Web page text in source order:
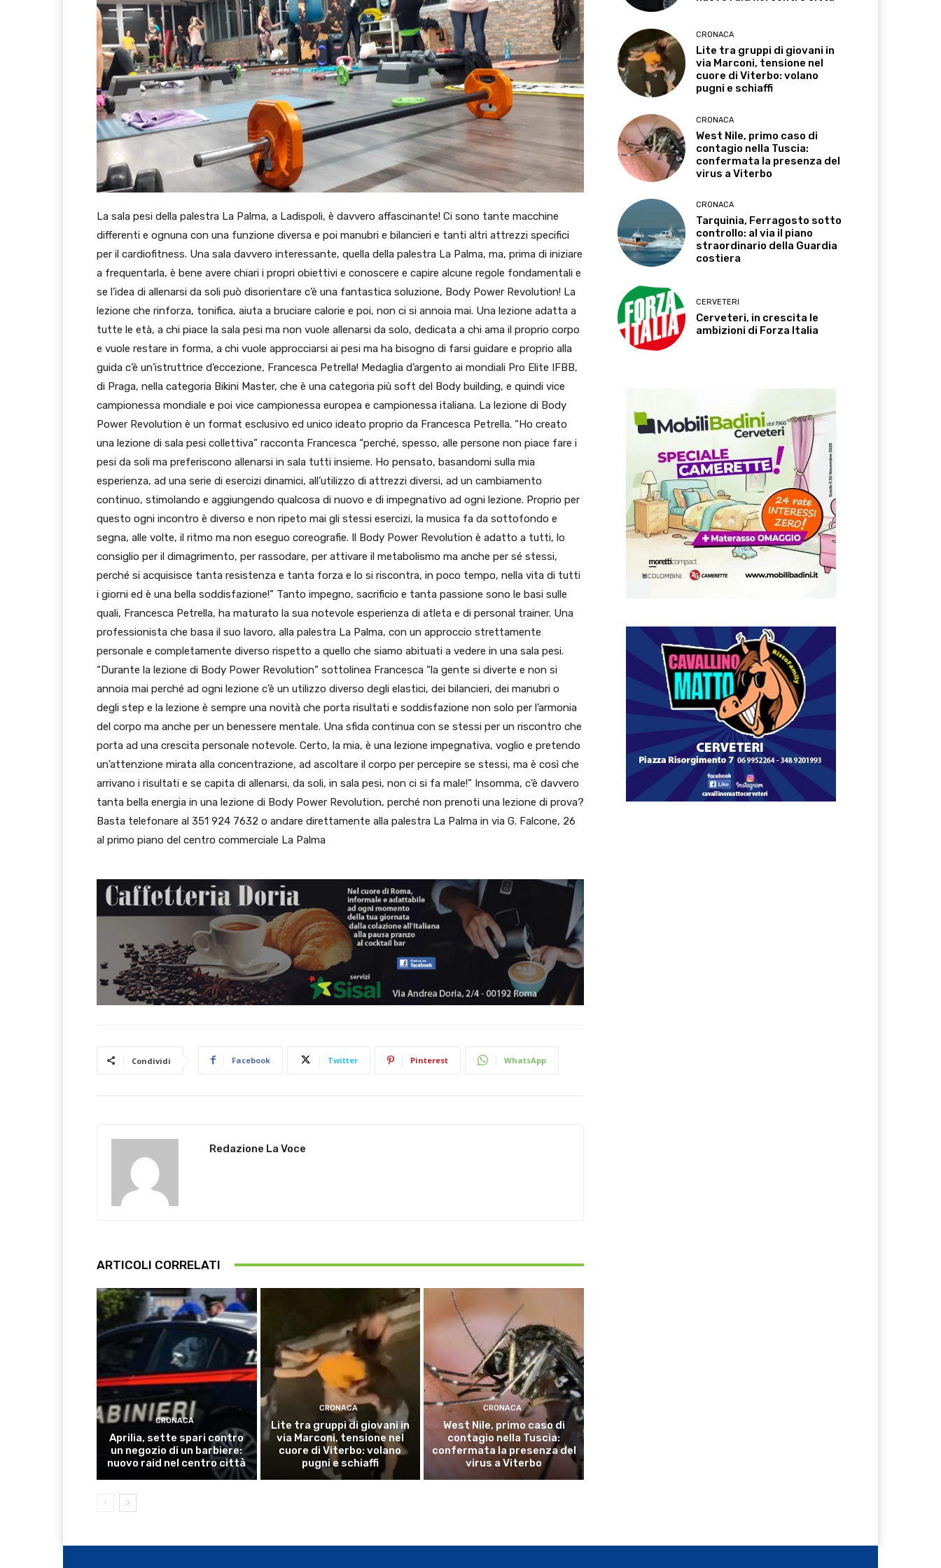
La sala pesi della palestra La Palma, a Ladispoli, è davvero affascinante! Ci sono tante macchine
differenti e ognuna con una funzione diversa e poi manubri e bilancieri e tanti altri attrezzi specifici
per il cardiofitness. Una sala davvero interessante, quella della palestra La Palma, ma, prima di iniziare
a frequentarla, è bene avere chiari i propri obiettivi e conoscere e capire alcune regole fondamentali e
se l’idea di allenarsi da soli può disorientare c’è una fantastica soluzione, Body Power Revolution! La
lezione che rinforza, tonifica, aiuta a bruciare calorie e poi, non ci si annoia mai. Una lezione adatta a
tutte le età, a chi piace la sala pesi ma non vuole allenarsi da solo, dedicata a chi ama il proprio corpo
e vuole restare in forma, a chi vuole approcciarsi ai pesi ma ha bisogno di farsi guidare e proprio alla
guida c’è un’istruttrice d’eccezione, Francesca Petrella! Medaglia d’argento ai mondiali Pro Elite IFBB,
di Praga, nella categoria Bikini Master, che è una categoria più soft del Body building, e quindi vice
campionessa mondiale e poi vice campionessa europea e campionessa italiana. La lezione di Body
Power Revolution è un format esclusivo ed unico ideato proprio da Francesca Petrella. “Ho creato
una lezione di sala pesi collettiva” racconta Francesca “perché, spesso, alle persone non piace fare i
pesi da soli ma preferiscono allenarsi in sala tutti insieme. Ho pensato, basandomi sulla mia
esperienza, ad una serie di esercizi dinamici, all’utilizzo di attrezzi diversi, ad un cambiamento
continuo, stimolando e aggiungendo qualcosa di nuovo e di impegnativo ad ogni lezione. Proprio per
questo ogni incontro è diverso e non ripeto mai gli stessi esercizi, la musica fa da sottofondo e
segna, alle volte, il ritmo ma non eseguo coreografie. Il Body Power Revolution è adatto a tutti, lo
consiglio per il dimagrimento, per rassodare, per attivare il metabolismo ma anche per sé stessi,
perché si acquisisce tanta resistenza e tanta forza e lo si riscontra, in poco tempo, nella vita di tutti
i giorni ed è una bella soddisfazione!” Tanto impegno, sacrificio e tanta passione sono le basi sulle
quali, Francesca Petrella, ha maturato la sua notevole esperienza di atleta e di personal trainer. Una
professionista che basa il suo lavoro, alla palestra La Palma, con un approccio strettamente
personale e completamente diverso rispetto a quello che siamo abituati a vedere in una sala pesi.
“Durante la lezione di Body Power Revolution” sottolinea Francesca “la gente si diverte e non si
annoia mai perché ad ogni lezione c’è un utilizzo diverso degli elastici, dei bilancieri, dei manubri o
degli step e la lezione è sempre una novità che porta risultati e soddisfazione non solo per l’armonia
del corpo ma anche per un benessere mentale. Una sfida continua con se stessi per un riscontro che
porta ad una crescita personale notevole. Certo, la mia, è una lezione impegnativa, voglio e pretendo
un’attenzione mirata alla concentrazione, ad ascoltare il corpo per percepire se stessi, ma è così che
arrivano i risultati e se capita di allenarsi, da soli, in sala pesi, non ci si fa male!” Insomma, c’è davvero
tanta bella energia in una lezione di Body Power Revolution, perché non prenoti una lezione di prova?
Basta telefonare al 351 924 7632 o andare direttamente alla palestra La Palma in via G. Falcone, 26
al primo piano del centro commerciale La Palma
Condividi Facebook Twitter Pinterest WhatsApp
Redazione La Voce
ARTICOLI CORRELATI
CRONACA
Aprilia, sette spari contro
un negozio di un barbiere:
nuovo raid nel centro città
CRONACA
Lite tra gruppi di giovani in
via Marconi, tensione nel
cuore di Viterbo: volano
pugni e schiaffi
CRONACA
West Nile, primo caso di
contagio nella Tuscia:
confermata la presenza del
virus a Viterbo
CRONACA
Lite tra gruppi di giovani in
via Marconi, tensione nel
cuore di Viterbo: volano
pugni e schiaffi
CRONACA
West Nile, primo caso di
contagio nella Tuscia:
confermata la presenza del
virus a Viterbo
CRONACA
Tarquinia, Ferragosto sotto
controllo: al via il piano
straordinario della Guardia
costiera
CERVETERI
Cerveteri, in crescita le
ambizioni di Forza Italia